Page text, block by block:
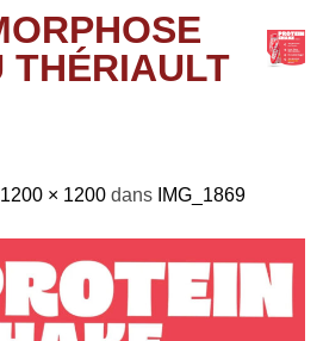
1200 × 1200 dans IMG_1869